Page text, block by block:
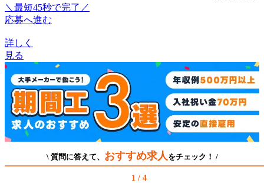
＼最短45秒で完了／
応募へ進む
詳しく
見る
\ 質問に答えて、 おすすめ求人 をチェック！ /
1 / 4